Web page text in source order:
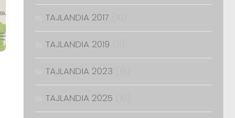
TAJLANDIA 2017
TAJLANDIA 2019
TAJLANDIA 2023
TAJLANDIA 2025